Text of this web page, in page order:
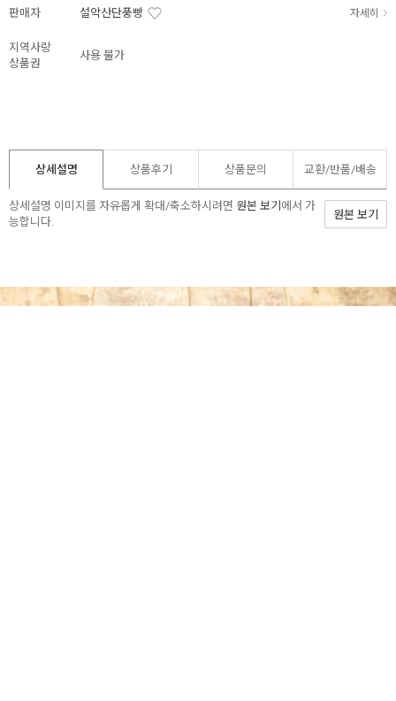
판매자 설악산단풍빵 자세히
지역사랑
상품권
사용 불가
상세설명 상품후기 상품문의 교환/반품/배송
상세설명 이미지를 자유롭게 확대/축소하시려면 원본 보기 에서 가
능합니다.
원본 보기